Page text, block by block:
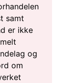
samt
er ikke
og
om